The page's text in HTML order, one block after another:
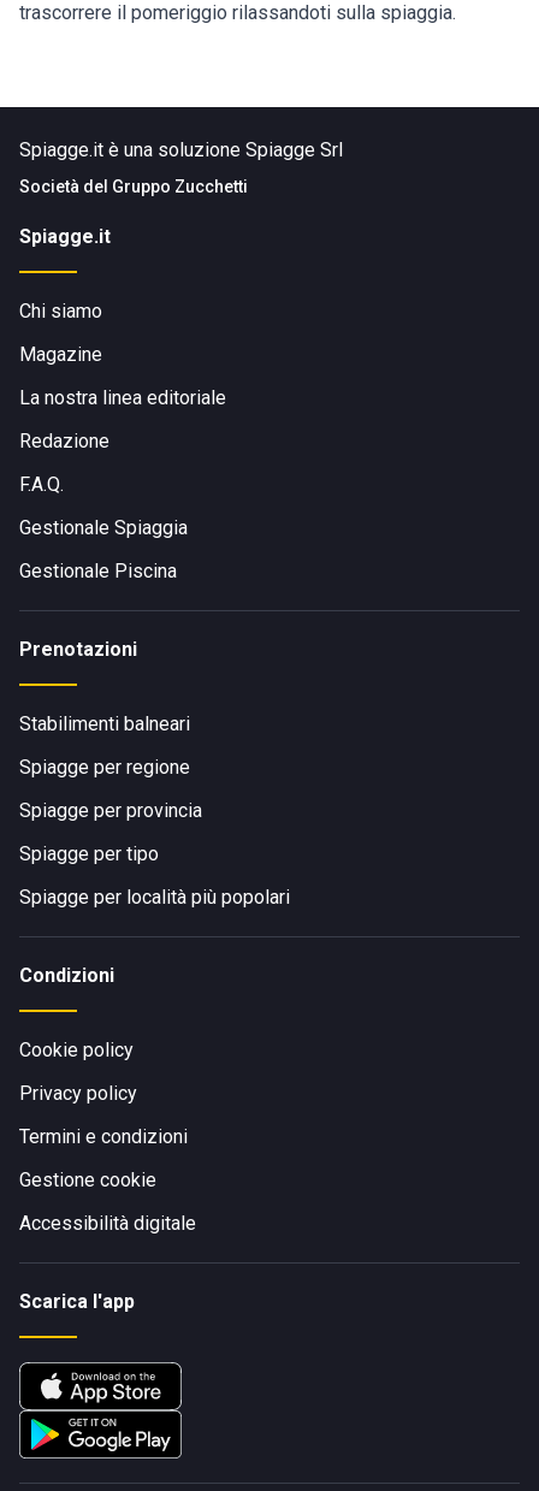
trascorrere il pomeriggio rilassandoti sulla spiaggia.
Spiagge.it è una soluzione Spiagge Srl
Società del Gruppo Zucchetti
Spiagge.it
Chi siamo
Magazine
La nostra linea editoriale
Redazione
F.A.Q.
Gestionale Spiaggia
Gestionale Piscina
Prenotazioni
Stabilimenti balneari
Spiagge per regione
Spiagge per provincia
Spiagge per tipo
Spiagge per località più popolari
Condizioni
Cookie policy
Privacy policy
Termini e condizioni
Gestione cookie
Accessibilità digitale
Scarica l'app